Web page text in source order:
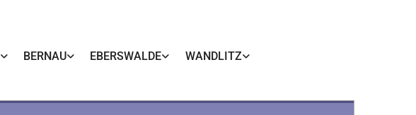
BERNAU EBERSWALDE WANDLITZ